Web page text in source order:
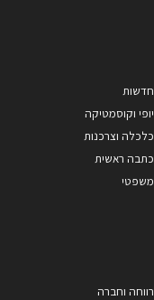
חדשות
יופי וקוסמטיקה
כלכלה וצרכנות
כתבה ראשית
משפטי
רווחה וחברה